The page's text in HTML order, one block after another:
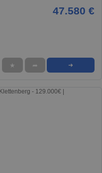
47.580 €
★ ➦ ➜